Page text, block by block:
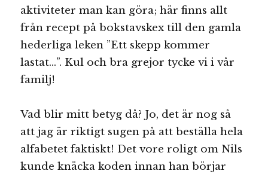
aktiviteter man kan göra; här finns allt
från recept på bokstavskex till den gamla
hederliga leken ”Ett skepp kommer
lastat…”. Kul och bra grejor tycke vi i vår
familj!
Vad blir mitt betyg då? Jo, det är nog så
att jag är riktigt sugen på att beställa hela
alfabetet faktiskt! Det vore roligt om Nils
kunde knäcka koden innan han börjar